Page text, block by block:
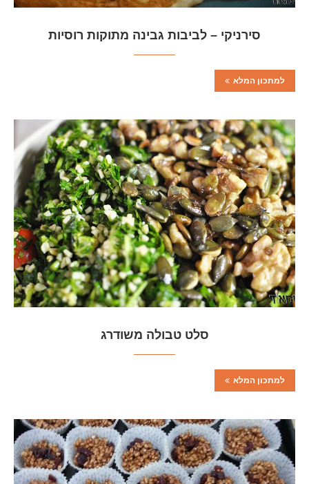
סירניקי – לביבות גבינה מתוקות רוסיות
למתכון המלא
סלט טבולה משודרג
למתכון המלא